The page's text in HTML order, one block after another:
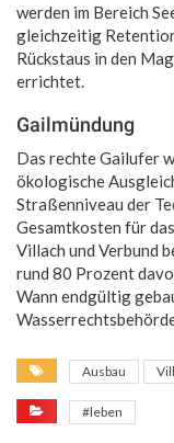
werden im Bereich
gleichzeitig
Rückstaus in den
errichtet.
Gailmündung
Das rechte Gailufer
ökologische
Straßenniveau der
Gesamtkosten für
Villach und Verbund
rund 80 Prozent
Wann endgültig
Ausbau
#leben